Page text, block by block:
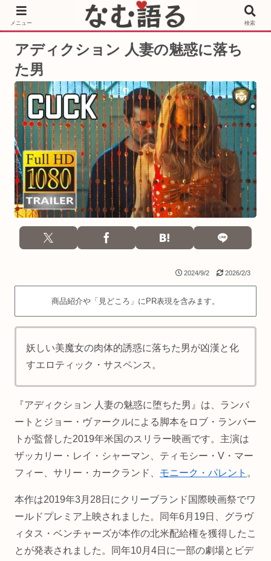
［PR］Prime Video もっと観るならサブスクリプション
アディクション 人妻の魅惑に落ち
た男
2024/9/2 2026/2/3
商品紹介や「見どころ」にPR表現を含みます。
妖しい美魔女の肉体的誘惑に落ちた男が凶漢と化
すエロティック・サスペンス。
『アディクション 人妻の魅惑に堕ちた男』は、ランバ
ートとジョー・ヴァークルによる脚本をロブ・ランバー
トが監督した2019年米国のスリラー映画です。主演は
ザッカリー・レイ・シャーマン、ティモシー・V・マー
フィー、サリー・カークランド、 モニーク・パレント 。
本作は2019年3月28日にクリーブランド国際映画祭でワ
ールドプレミア上映されました。同年6月19日、グラヴ
ィタス・ベンチャーズが本作の北米配給権を獲得したこ
とが発表されました。同年10月4日に一部の劇場とビデ
メニュー 検索